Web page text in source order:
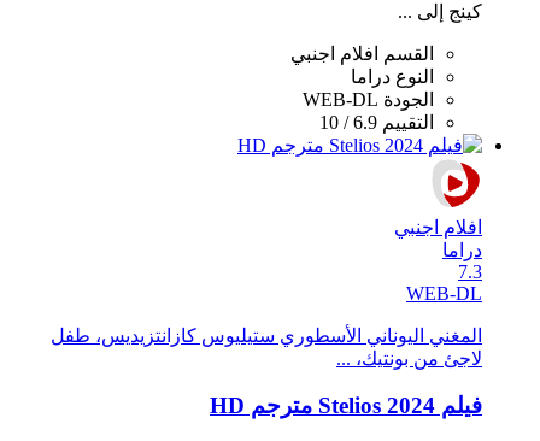
كينج إلى ...
القسم
افلام اجنبي
النوع دراما
الجودة WEB-DL
التقييم 6.9 / 10
افلام اجنبي
دراما
7.3
WEB-DL
المغني اليوناني الأسطوري ستيليوس كازانتزيديس، طفل
لاجئ من بونتيك، ...
فيلم Stelios 2024 مترجم HD